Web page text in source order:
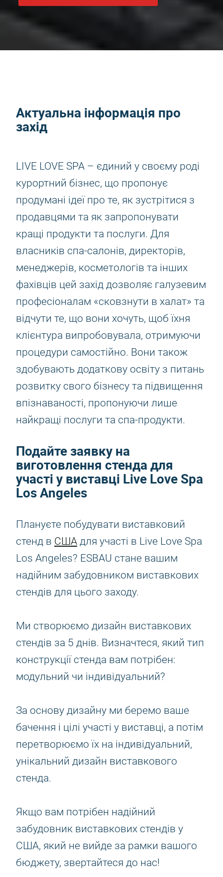
Актуальна інформація про
захід
LIVE LOVE SPA – єдиний у своєму роді
курортний бізнес, що пропонує
продумані ідеї про те, як зустрітися з
продавцями та як запропонувати
кращі продукти та послуги. Для
власників спа-салонів, директорів,
менеджерів, косметологів та інших
фахівців цей захід дозволяє галузевим
професіоналам «сковзнути в халат» та
відчути те, що вони хочуть, щоб їхня
клієнтура випробовувала, отримуючи
процедури самостійно. Вони також
здобувають додаткову освіту з питань
розвитку свого бізнесу та підвищення
впізнаваності, пропонуючи лише
найкращі послуги та спа-продукти.
Подайте заявку на
виготовлення стенда для
участі у виставці Live Love Spa
Los Angeles
Плануєте побудувати виставковий
стенд в США для участі в Live Love Spa
Los Angeles? ESBAU стане вашим
надійним забудовником виставкових
стендів для цього заходу.
Ми створюємо дизайн виставкових
стендів за 5 днів. Визначтеся, який тип
конструкції стенда вам потрібен:
модульний чи індивідуальний?
За основу дизайну ми беремо ваше
бачення і цілі участі у виставці, а потім
перетворюємо їх на індивідуальний,
унікальний дизайн виставкового
стенда.
Якщо вам потрібен надійний
забудовник виставкових стендів у
США, який не вийде за рамки вашого
бюджету, звертайтеся до нас!